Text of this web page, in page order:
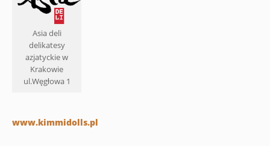
Asia deli
delikatesy
azjatyckie w
Krakowie
ul.Węgłowa 1
www.kimmidolls.pl